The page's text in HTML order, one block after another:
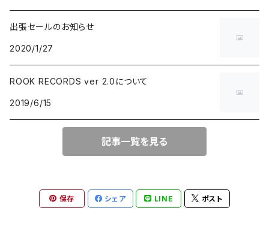
BLUE NOTE
にほんのJAZZ
big band / trad / swing
GARAGE PUNK / TRASH PUNK
POWER POP / NEO MOD / PUB ROCK
PUNK ROCK
POP PUNK / MELODIC PUNK
演歌 / 懐メロ
民謡・音頭・俗謡
落語・浪曲・芸能
NEW AGE / HEALING
SP
HAWAIIAN
LATIN / BRASIL / BOSSA NOVA
AFRO / CUBAN
出張セールのお知らせ
2020/1/27
ROOK RECORDS ver 2.0について
2019/6/15
記事一覧を見る
保存 シェア LINE ポスト